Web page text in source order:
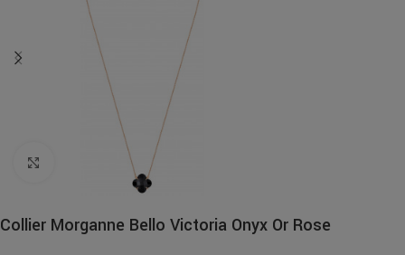
Click to enlarge
Collier Morganne Bello Victoria Onyx Or Rose